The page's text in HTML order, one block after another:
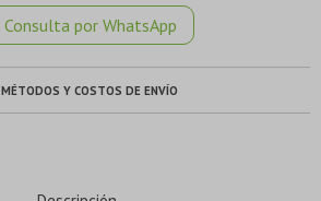
Consulta por WhatsApp
MÉTODOS Y COSTOS DE ENVÍO